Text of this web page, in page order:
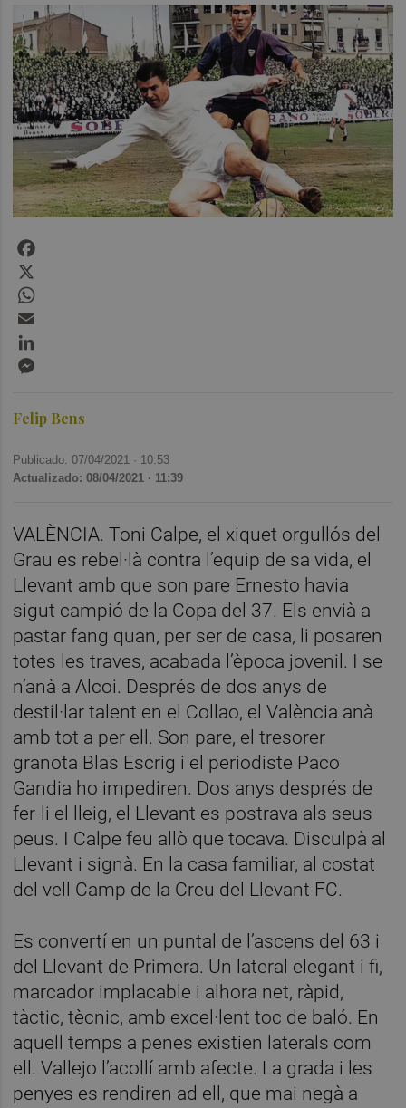
Felip Bens
Publicado: 07/04/2021 · 10:53
Actualizado: 08/04/2021 · 11:39
VALÈNCIA. Toni Calpe, el xiquet orgullós del
Grau es rebel·là contra l’equip de sa vida, el
Llevant amb que son pare Ernesto havia
sigut campió de la Copa del 37. Els envià a
pastar fang quan, per ser de casa, li posaren
totes les traves, acabada l’època jovenil. I se
n’anà a Alcoi. Després de dos anys de
destil·lar talent en el Collao, el València anà
amb tot a per ell. Son pare, el tresorer
granota Blas Escrig i el periodiste Paco
Gandia ho impediren. Dos anys després de
fer-li el lleig, el Llevant es postrava als seus
peus. I Calpe feu allò que tocava. Disculpà al
Llevant i signà. En la casa familiar, al costat
del vell Camp de la Creu del Llevant FC.
Es convertí en un puntal de l’ascens del 63 i
del Llevant de Primera. Un lateral elegant i fi,
marcador implacable i alhora net, ràpid,
tàctic, tècnic, amb excel·lent toc de baló. En
aquell temps a penes existien laterals com
ell. Vallejo l’acollí amb afecte. La grada i les
penyes es rendiren ad ell, que mai negà a